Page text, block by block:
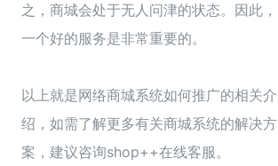
之，商城会处于无人问津的状态。因此，
一个好的服务是非常重要的。
以上就是网络商城系统如何推广的相关介
绍，如需了解更多有关商城系统的解决方
案，建议咨询shop++在线客服。